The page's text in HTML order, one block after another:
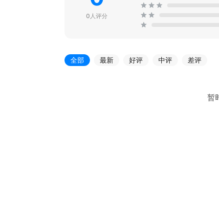
0人评分
全部 最新 好评 中评 差评